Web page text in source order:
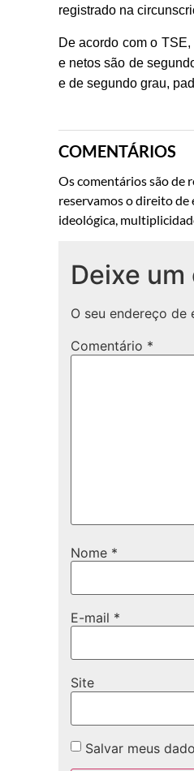
registrado na
De acordo com o
e netos são de
e de segundo grau,
COMENTÁRIOS
Os comentários são de
reservamos o direito de
ideológica,
Deixe
O seu endereço de
Comentário *
Nome *
E-mail *
Site
Salvar meus